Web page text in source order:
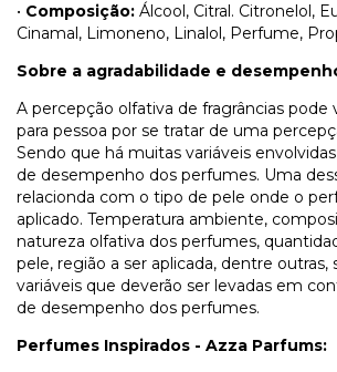
• Composição: Álcool, Citral. Citronelol,
Cinamal, Limoneno, Linalol, Perfume,
Sobre a agradabilidade e
A percepção olfativa de fragrâncias pode
para pessoa por se tratar de uma
Sendo que há muitas variáveis
de desempenho dos perfumes. Uma
relacionda com o tipo de pele onde o
aplicado. Temperatura ambiente,
natureza olfativa dos perfumes,
pele, região a ser aplicada, dentre outras,
variáveis que deverão ser levadas em
de desempenho dos perfumes.
Perfumes Inspirados - Azza Parfums: